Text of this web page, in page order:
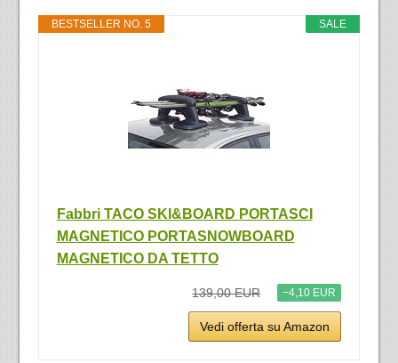
SALE
BESTSELLER NO. 5
Fabbri TACO SKI&BOARD PORTASCI
MAGNETICO PORTASNOWBOARD
MAGNETICO DA TETTO
139,00 EUR −4,10 EUR
Vedi offerta su Amazon